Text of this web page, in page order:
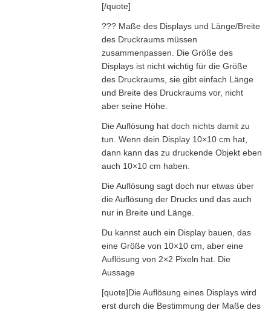
[/quote]
??? Maße des Displays und Länge/Breite
des Druckraums müssen
zusammenpassen. Die Größe des
Displays ist nicht wichtig für die Größe
des Druckraums, sie gibt einfach Länge
und Breite des Druckraums vor, nicht
aber seine Höhe.
Die Auflösung hat doch nichts damit zu
tun. Wenn dein Display 10×10 cm hat,
dann kann das zu druckende Objekt eben
auch 10×10 cm haben.
Die Auflösung sagt doch nur etwas über
die Auflösung der Drucks und das auch
nur in Breite und Länge.
Du kannst auch ein Display bauen, das
eine Größe von 10×10 cm, aber eine
Auflösung von 2×2 Pixeln hat. Die
Aussage
[quote]Die Auflösung eines Displays wird
erst durch die Bestimmung der Maße des